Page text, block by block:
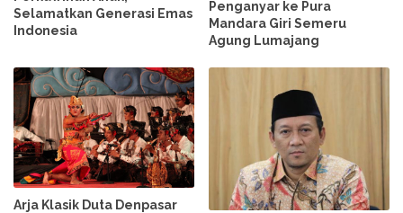
Selamatkan Generasi Emas
Indonesia
Penganyar ke Pura
Mandara Giri Semeru
Agung Lumajang
Arja Klasik Duta Denpasar